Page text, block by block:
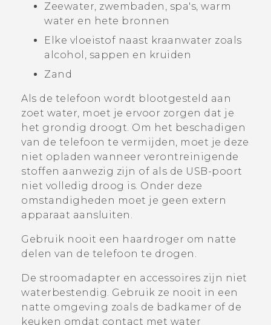
Zeewater, zwembaden, spa's, warm
water en hete bronnen
Elke vloeistof naast kraanwater zoals
alcohol, sappen en kruiden
Zand
Als de telefoon wordt blootgesteld aan
zoet water, moet je ervoor zorgen dat je
het grondig droogt. Om het beschadigen
van de telefoon te vermijden, moet je deze
niet opladen wanneer verontreinigende
stoffen aanwezig zijn of als de USB-poort
niet volledig droog is. Onder deze
omstandigheden moet je geen extern
apparaat aansluiten.
Gebruik nooit een haardroger om natte
delen van de telefoon te drogen.
De stroomadapter en accessoires zijn niet
waterbestendig. Gebruik ze nooit in een
natte omgeving zoals de badkamer of de
keuken omdat contact met water